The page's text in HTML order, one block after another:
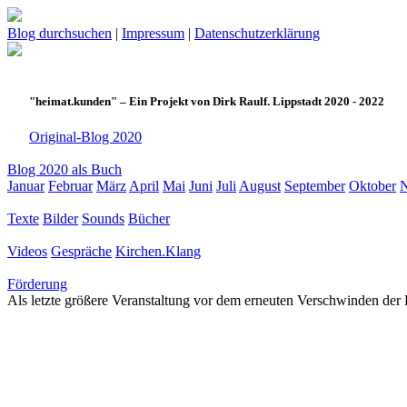
Blog durchsuchen | Impressum | Datenschutzerklärung
"heimat.kunden" – Ein Projekt von Dirk Raulf. Lippstadt 2020 - 2022
Original-Blog 2020
Blog 2020 als Buch
Januar Februar März April Mai Juni Juli August September Oktober
Texte Bilder Sounds Bücher
Videos Gespräche Kirchen.Klang
Förderung
Als letzte größere Veranstaltung vor dem erneuten Verschwinden